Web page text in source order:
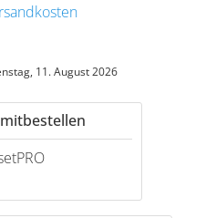
11. August 2026